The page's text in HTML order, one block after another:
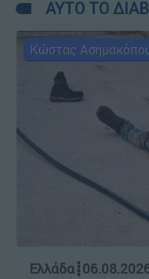
ΑΥΤΟ ΤΟ
Κώστας
Ελλάδα┋